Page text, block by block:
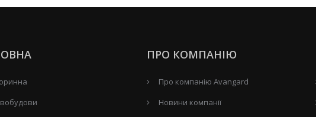
ПРО КОМПАНІЮ
Про компанію Avangard
Новини компанії